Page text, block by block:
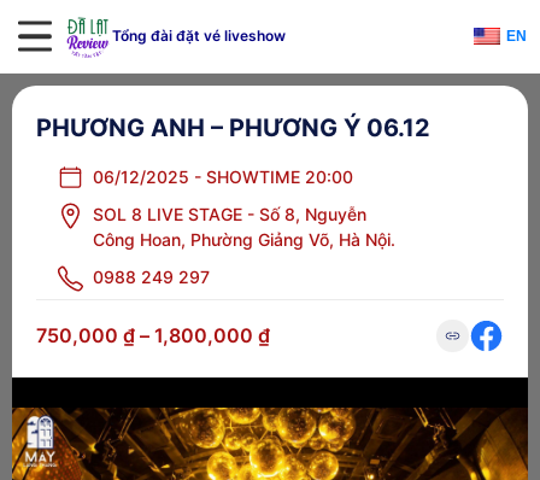
Tổng đài đặt vé liveshow EN
PHƯƠNG ANH – PHƯƠNG Ý 06.12
06/12/2025 - SHOWTIME 20:00
SOL 8 LIVE STAGE - Số 8, Nguyễn
Công Hoan, Phường Giảng Võ, Hà Nội.
0988 249 297
750,000 ₫ – 1,800,000 ₫